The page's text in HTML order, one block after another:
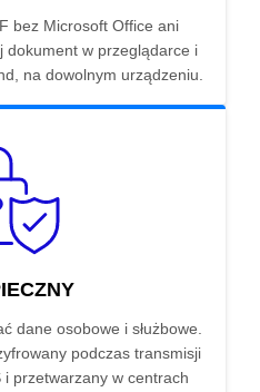
bez Microsoft Office ani
dokument w przeglądarce i
na dowolnym urządzeniu.
dane osobowe i służbowe.
podczas transmisji
i przetwarzany w centrach